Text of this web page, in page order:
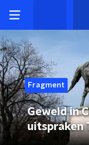
Fragment
Geweld in
uitspraken